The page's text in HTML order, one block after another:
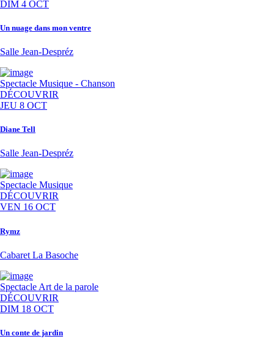
DIM 4 OCT
Un nuage dans mon ventre
Salle Jean-Despréz
Spectacle Musique - Chanson
DÉCOUVRIR
JEU 8 OCT
Diane Tell
Salle Jean-Despréz
Spectacle Musique
DÉCOUVRIR
VEN 16 OCT
Rymz
Cabaret La Basoche
Spectacle Art de la parole
DÉCOUVRIR
DIM 18 OCT
Un conte de jardin